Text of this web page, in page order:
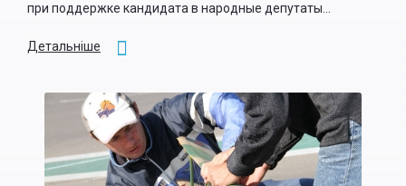
при поддержке кандидата в народные депутаты...
Детальніше